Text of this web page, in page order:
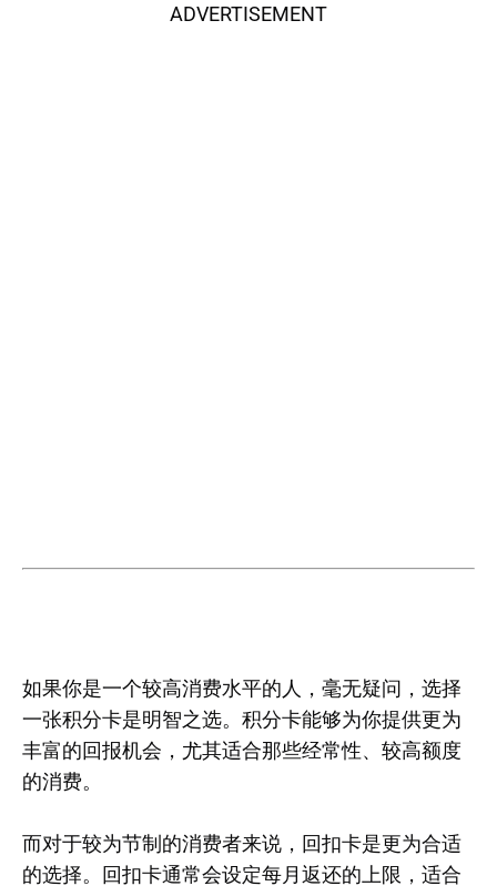
ADVERTISEMENT
如果你是一个较高消费水平的人，毫无疑问，选择
一张积分卡是明智之选。积分卡能够为你提供更为
丰富的回报机会，尤其适合那些经常性、较高额度
的消费。
而对于较为节制的消费者来说，回扣卡是更为合适
的选择。回扣卡通常会设定每月返还的上限，适合